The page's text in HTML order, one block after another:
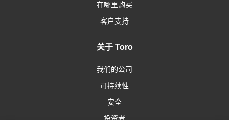
在哪里购买
客户支持
关于 Toro
我们的公司
可持续性
安全